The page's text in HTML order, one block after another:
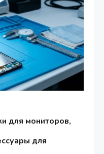
для мониторов,
для